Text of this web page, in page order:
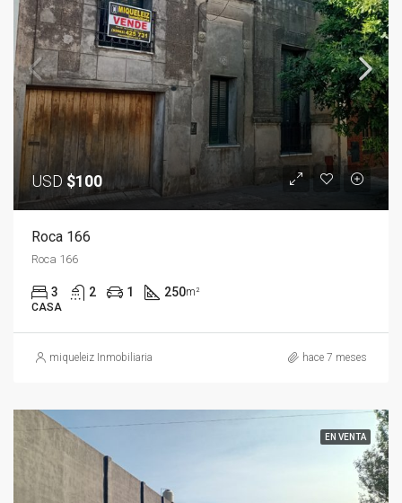
USD $100
Roca 166
Roca 166
3 2 1 250m²
CASA
miqueleiz Inmobiliaria hace 7 meses
EN VENTA